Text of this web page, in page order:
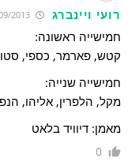
רועי ויינברג
חמישייה ראשונה:
קטש, פארמר, כספי,
חמישייה שנייה:
מקל, הלפרין, אליהו,
מאמן: דיוויד בלאט
0